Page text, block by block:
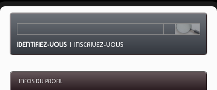
IDENTIFIEZ-VOUS |INSCRIVEZ-VOUS
INFOS DU PROFIL